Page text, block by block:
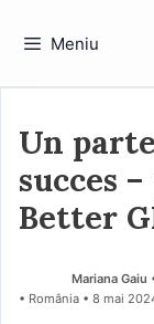
Meniu
Un
succes
Better
Mariana Gaiu
• România
8 mai